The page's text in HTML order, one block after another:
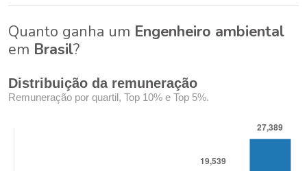
Quanto ganha um Engenheiro ambiental
em Brasil?
Distribuição da remuneração
Remuneração por quartil, Top 10% e Top 5%.